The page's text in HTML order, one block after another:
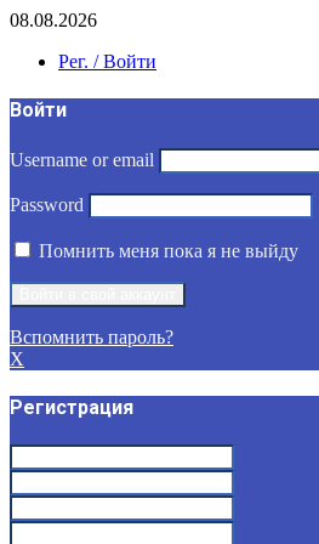
08.08.2026
Рег. / Войти
Войти
Username or email
Password
Помнить меня пока я не выйду
Вспомнить пароль?
X
Регистрация